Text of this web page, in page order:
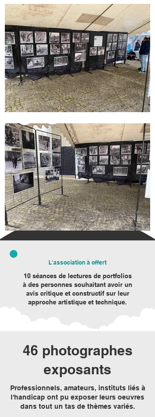
L'association à offert
10 séances de lectures de portfolios
à des personnes souhaitant avoir un
avis critique et constructif sur leur
approche artistique et technique.
46 photographes
exposants
Professionnels, amateurs, instituts liés à
l'handicap ont pu exposer leurs oeuvres
dans tout un tas de thèmes variés.